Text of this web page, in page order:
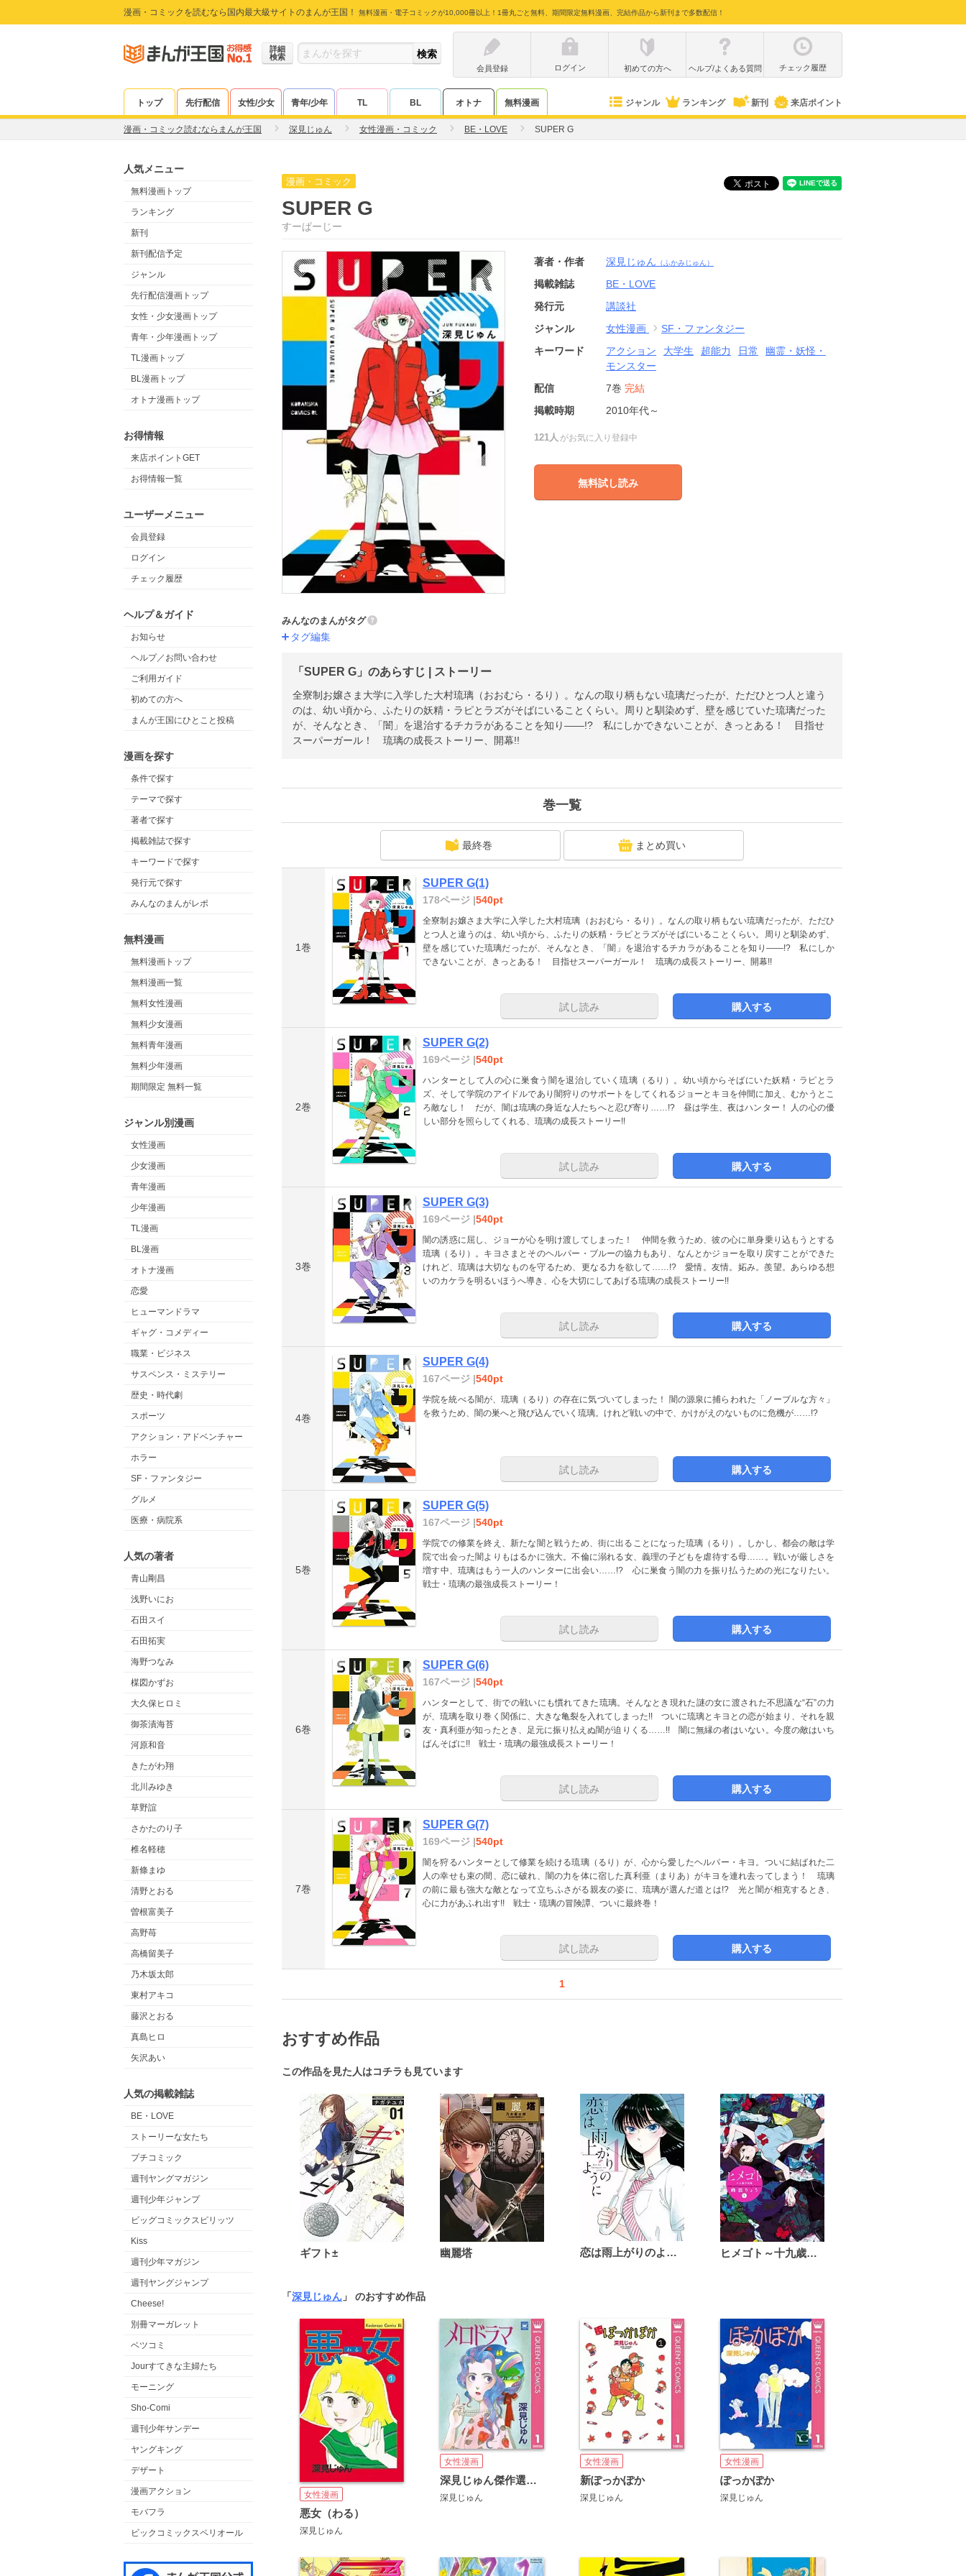
漫画・コミックを読むなら国内最大級サイトのまんが王国！ 無料漫画・電子コミックが10,000冊以上！1冊丸ごと無料、期間限定無料漫画、完結作品から新刊まで多数配信！
詳細
検索
会員登録
ログイン 初めての方へ ヘルプ/よくある質問 チェック履歴
トップ 先行配信 女性/少女 青年/少年 TL BL オトナ 無料漫画 ジャンル ランキング 新刊 来店ポイント
漫画・コミック読むならまんが王国 深見じゅん 女性漫画・コミック BE・LOVE SUPER G
人気メニュー
無料漫画トップ
ランキング
新刊
新刊配信予定
ジャンル
先行配信漫画トップ
女性・少女漫画トップ
青年・少年漫画トップ
TL漫画トップ
BL漫画トップ
オトナ漫画トップ
お得情報
来店ポイントGET
お得情報一覧
ユーザーメニュー
会員登録
ログイン
チェック履歴
ヘルプ＆ガイド
お知らせ
ヘルプ／お問い合わせ
ご利用ガイド
初めての方へ
まんが王国にひとこと投稿
漫画を探す
条件で探す
テーマで探す
著者で探す
掲載雑誌で探す
キーワードで探す
発行元で探す
みんなのまんがレポ
無料漫画
無料漫画トップ
無料漫画一覧
無料女性漫画
無料少女漫画
無料青年漫画
無料少年漫画
期間限定 無料一覧
ジャンル別漫画
女性漫画
少女漫画
青年漫画
少年漫画
TL漫画
BL漫画
オトナ漫画
恋愛
ヒューマンドラマ
ギャグ・コメディー
職業・ビジネス
サスペンス・ミステリー
歴史・時代劇
スポーツ
アクション・アドベンチャー
ホラー
SF・ファンタジー
グルメ
医療・病院系
人気の著者
青山剛昌
浅野いにお
石田スイ
石田拓実
海野つなみ
楳図かずお
大久保ヒロミ
御茶漬海苔
河原和音
きたがわ翔
北川みゆき
草野誼
さかたのり子
椎名軽穂
新條まゆ
清野とおる
曽根富美子
高野苺
高橋留美子
乃木坂太郎
東村アキコ
藤沢とおる
真島ヒロ
矢沢あい
人気の掲載雑誌
BE・LOVE
ストーリーな女たち
プチコミック
週刊ヤングマガジン
週刊少年ジャンプ
ビッグコミックスピリッツ
Kiss
週刊少年マガジン
週刊ヤングジャンプ
Cheese!
別冊マーガレット
ベツコミ
Jourすてきな主婦たち
モーニング
Sho-Comi
週刊少年サンデー
ヤングキング
デザート
漫画アクション
モバフラ
ビックコミックスペリオール
漫画・コミック
SUPER G
すーぱーじー
著者・作者 深見じゅん （ふかみじゅん）
掲載雑誌
BE・LOVE
発行元
講談社
ジャンル
女性漫画
SF・ファンタジー
キーワード
アクション 大学生 超能力 日常
幽霊・妖怪・
モンスター
配信
7巻 完結
掲載時期
2010年代～
121人 がお気に入り登録中
無料試し読み
みんなのまんがタグ
タグ編集
「SUPER G」のあらすじ | ストーリー
全寮制お嬢さま大学に入学した大村琉璃（おおむら・るり）。なんの取り柄もない琉璃だったが、ただひとつ人と違う
のは、幼い頃から、ふたりの妖精・ラピとラズがそばにいることくらい。周りと馴染めず、壁を感じていた琉璃だった
が、そんなとき、「闇」を退治するチカラがあることを知り――!? 私にしかできないことが、きっとある！ 目指せ
スーパーガール！ 琉璃の成長ストーリー、開幕!!
巻一覧
最終巻 まとめ買い
1巻
SUPER G(1)
178ページ |540pt
全寮制お嬢さま大学に入学した大村琉璃（おおむら・るり）。なんの取り柄もない琉璃だったが、ただひ
とつ人と違うのは、幼い頃から、ふたりの妖精・ラピとラズがそばにいることくらい。周りと馴染めず、
壁を感じていた琉璃だったが、そんなとき、「闇」を退治するチカラがあることを知り――!? 私にしか
できないことが、きっとある！ 目指せスーパーガール！ 琉璃の成長ストーリー、開幕!!
試し読み 購入する
2巻
SUPER G(2)
169ページ |540pt
ハンターとして人の心に巣食う闇を退治していく琉璃（るり）。幼い頃からそばにいた妖精・ラピとラ
ズ、そして学院のアイドルであり闇狩りのサポートをしてくれるジョーとキヨを仲間に加え、むかうとこ
ろ敵なし！ だが、闇は琉璃の身近な人たちへと忍び寄り……!? 昼は学生、夜はハンター！ 人の心の優
しい部分を照らしてくれる、琉璃の成長ストーリー!!
試し読み 購入する
3巻
SUPER G(3)
169ページ |540pt
闇の誘惑に屈し、ジョーが心を明け渡してしまった！ 仲間を救うため、彼の心に単身乗り込もうとする
琉璃（るり）。キヨさまとそのヘルパー・ブルーの協力もあり、なんとかジョーを取り戻すことができた
けれど、琉璃は大切なものを守るため、更なる力を欲して……!? 愛情。友情。妬み。羨望。あらゆる想
いのカケラを明るいほうへ導き、心を大切にしてあげる琉璃の成長ストーリー!!
試し読み 購入する
4巻
SUPER G(4)
167ページ |540pt
学院を統べる闇が、琉璃（るり）の存在に気づいてしまった！ 闇の源泉に捕らわれた「ノーブルな方々」
を救うため、闇の巣へと飛び込んでいく琉璃。けれど戦いの中で、かけがえのないものに危機が……!?
試し読み 購入する
5巻
SUPER G(5)
167ページ |540pt
学院での修業を終え、新たな闇と戦うため、街に出ることになった琉璃（るり）。しかし、都会の敵は学
院で出会った闇よりもはるかに強大。不倫に溺れる女、義理の子どもを虐待する母……。戦いが厳しさを
増す中、琉璃はもう一人のハンターに出会い……!? 心に巣食う闇の力を振り払うための光になりたい。
戦士・琉璃の最強成長ストーリー！
試し読み 購入する
6巻
SUPER G(6)
167ページ |540pt
ハンターとして、街での戦いにも慣れてきた琉璃。そんなとき現れた謎の女に渡された不思議な“石”の力
が、琉璃を取り巻く関係に、大きな亀裂を入れてしまった!! ついに琉璃とキヨとの恋が始まり、それを親
友・真利亜が知ったとき、足元に振り払えぬ闇が迫りくる……!! 闇に無縁の者はいない。今度の敵はいち
ばんそばに!! 戦士・琉璃の最強成長ストーリー！
試し読み 購入する
7巻
SUPER G(7)
169ページ |540pt
闇を狩るハンターとして修業を続ける琉璃（るり）が、心から愛したヘルパー・キヨ。ついに結ばれた二
人の幸せも束の間、恋に破れ、闇の力を体に宿した真利亜（まりあ）がキヨを連れ去ってしまう！ 琉璃
の前に最も強大な敵となって立ちふさがる親友の姿に、琉璃が選んだ道とは!? 光と闇が相克するとき、
心に力があふれ出す!! 戦士・琉璃の冒険譚、ついに最終巻！
試し読み 購入する
1
おすすめ作品
この作品を見た人はコチラも見ています
ギフト± 幽麗塔 恋は雨上がりのように ヒメゴト～十九歳の制服～
「深見じゅん 」 のおすすめ作品
女性漫画
悪女（わる）
深見じゅん
女性漫画
深見じゅん傑作選「歩む」
深見じゅん
女性漫画
新ぽっかぽか
深見じゅん
女性漫画
ぽっかぽか
深見じゅん